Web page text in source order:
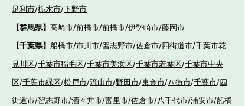
足利市/栃木市/下野市
【群馬県】 高崎市/前橋市/前橋市/伊勢崎市/藤岡市
【千葉県】 船橋市/市川市/習志野市/佐倉市/四街道市/千葉市花
見川区/千葉市稲毛区/千葉市美浜区/千葉市若葉区/千葉市中央
区/千葉市緑区/松戸市/流山市/野田市/東金市/八街市/千葉市/四
街道市/習志野市/酒々井市/富里市/佐倉市/八千代市/浦安市/船橋